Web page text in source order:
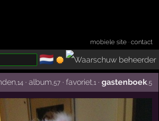
mobiele site ·contact
🇳🇱
,14 ·album ,57 ·favoriet ,1 ·gastenboek,5